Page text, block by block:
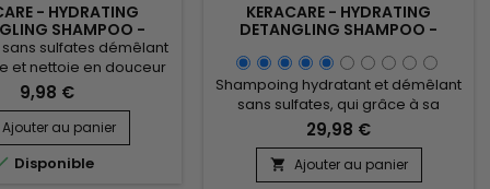
- HYDRATING
SHAMPOO -
240ML
sulfates démêlant
et nettoie en douceur
Véritable bain
pour les cheveux, il
les excès d'huiles des
du cuir chevelu sans
Keracare
9,98 €
Ajouter au panier
Disponible
KERACARE - HYDRATING
DETANGLING SHAMPOO -
Shampoing hydratant et démêlant
sans sulfates, qui grâce à sa
mousse riche nettoie en douceur,
élimine les impuretés et les excès
d’huile sans décaper.&nbsp; pH
équilibré et excellent pour les
29,98 €
 Ajouter au panier